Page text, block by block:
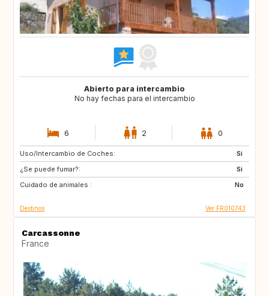
Abierto para intercambio
No hay fechas para el intercambio
6 2 0
Uso/Intercambio de Coches:
Si
¿Se puede fumar?:
Si
Cuidado de animales :
No
ZA
GB
CL
Destinos Ver FR010743
Carcassonne
France